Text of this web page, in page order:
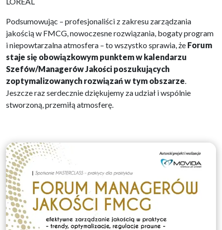
Podsumowując – profesjonaliści z zakresu zarządzania
jakością w FMCG, nowoczesne rozwiązania, bogaty program
i niepowtarzalna atmosfera – to wszystko sprawia, że Forum
staje się obowiązkowym punktem w kalendarzu
Szefów/Managerów Jakości poszukujących
zoptymalizowanych rozwiązań w tym obszarze.
Jeszcze raz serdecznie dziękujemy za udział i wspólnie
stworzoną, przemiłą atmosferę.